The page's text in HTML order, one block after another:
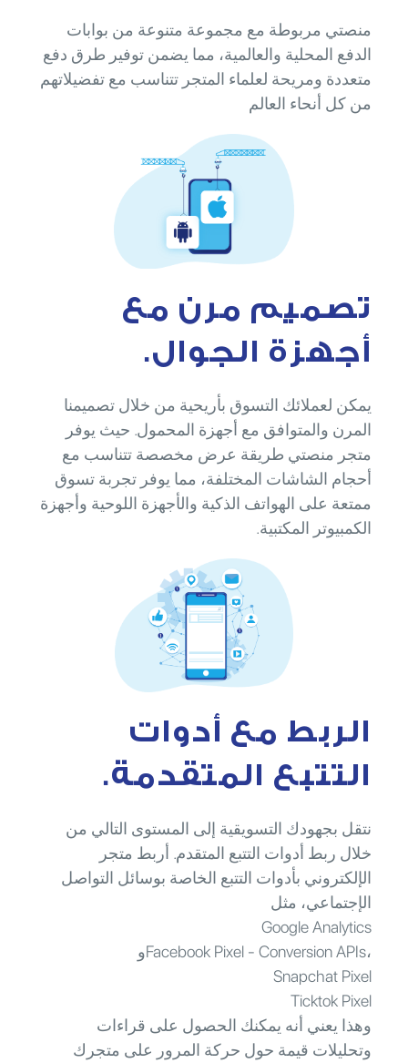
منصتي مربوطة مع مجموعة متنوعة من بوابات
الدفع المحلية والعالمية، مما يضمن توفير طرق دفع
متعددة ومريحة لعلماء المتجر تتناسب مع تفضيلاتهم
من كل أنحاء العالم
تصميم مرن مع
أجهزة الجوال.
يمكن لعملائك التسوق بأريحية من خلال تصميمنا
المرن والمتوافق مع أجهزة المحمول. حيث يوفر
متجر منصتي طريقة عرض مخصصة تتناسب مع
أحجام الشاشات المختلفة، مما يوفر تجربة تسوق
ممتعة على الهواتف الذكية والأجهزة اللوحية وأجهزة
الكمبيوتر المكتبية.
الربط مع أدوات
التتبع المتقدمة.
نتقل بجهودك التسويقية إلى المستوى التالي من
خلال ربط أدوات التتبع المتقدم. أربط متجر
الإلكتروني بأدوات التتبع الخاصة بوسائل التواصل
الإجتماعي، مثل
Google Analytics
،Facebook Pixel - Conversion APIsو
Snapchat Pixel
Ticktok Pixel
وهذا يعني أنه يمكنك الحصول على قراءات
وتحليلات قيمة حول حركة المرور على متجرك